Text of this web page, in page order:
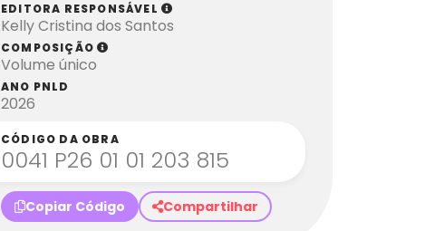
EDITORA RESPONSÁVEL
Kelly Cristina dos Santos
COMPOSIÇÃO
Volume único
ANO PNLD
2026
CÓDIGO DA OBRA
0041 P26 01 01 203 815
Copiar Código Compartilhar